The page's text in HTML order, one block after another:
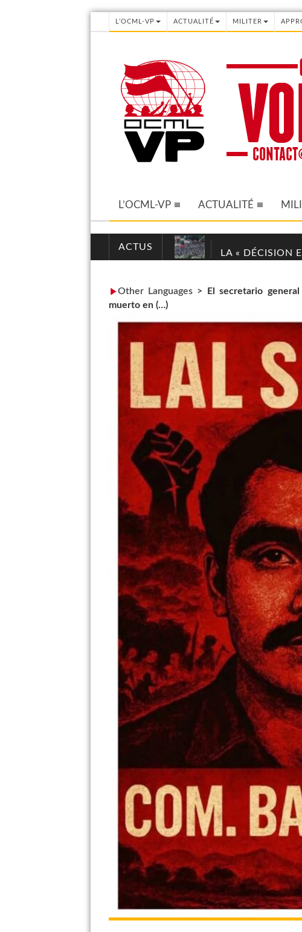
L’OCML-VP ACTUALITÉ MILITER
L’OCML-VP ACTUALITÉ
ACTUS
LA « DÉCISION
Other Languages>
El secretario
muerto en (…)